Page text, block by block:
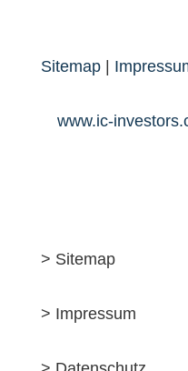
Sitemap|
www.ic-
> Sitemap
> Impressum